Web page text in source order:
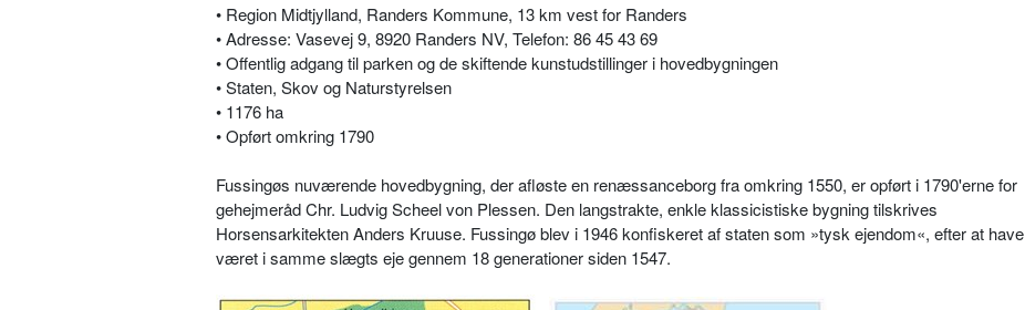
• Region Midtjylland, Randers Kommune, 13 km vest for Randers
• Adresse: Vasevej 9, 8920 Randers NV, Telefon: 86 45 43 69
• Offentlig adgang til parken og de skiftende kunstudstillinger i hovedbygningen
• Staten, Skov og Naturstyrelsen
• 1176 ha
• Opført omkring 1790
Fussingøs nuværende hovedbygning, der afløste en renæssanceborg fra omkring 1550, er opført i 1790'erne for
gehejmeråd Chr. Ludvig Scheel von Plessen. Den langstrakte, enkle klassicistiske bygning tilskrives
Horsensarkitekten Anders Kruuse. Fussingø blev i 1946 konfiskeret af staten som »tysk ejendom«, efter at have
været i samme slægts eje gennem 18 generationer siden 1547.